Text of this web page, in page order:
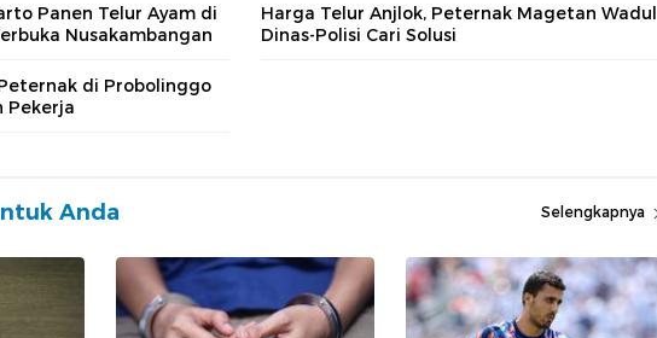
Panen Telur Ayam di
Nusakambangan
Harga Telur Anjlok, Peternak Magetan Wadul
Dinas-Polisi Cari Solusi
di Probolinggo
Pekerja
Anda Selengkapnya